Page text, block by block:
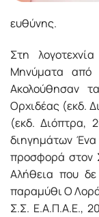
ευθύνης.
Στη
Μηνύματα από
Ακολούθησαν
Ορχιδέας (εκδ.
(εκδ. Διόπτρα,
διηγημάτων
προσφορά στον
Αλήθεια που
παραμύθι Ο
Σ.Σ. Ε.Α.Π.Α.Ε.,